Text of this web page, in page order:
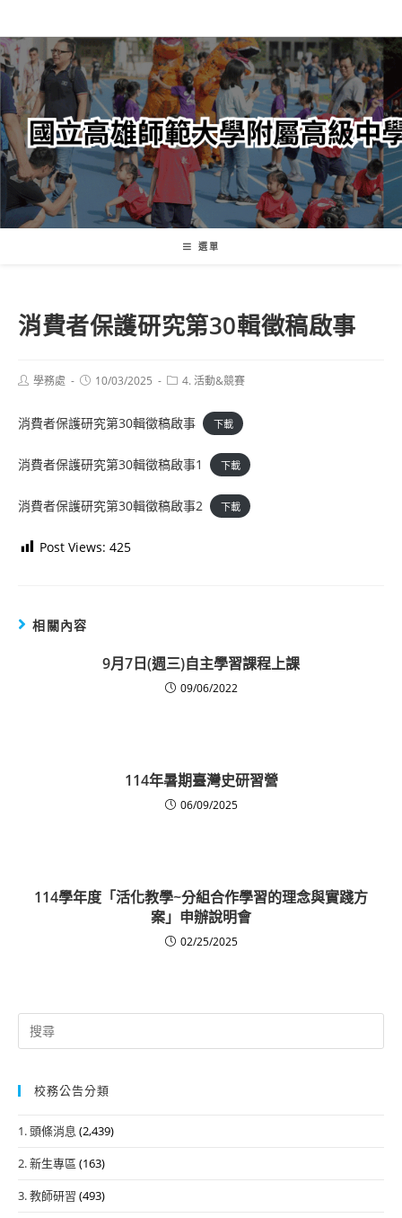
轉
至
主
內
容
選單
消費者保護研究第30輯徵稿啟事
Post學務處
Post10/03/2025
Post4. 活動&競賽
消費者保護研究第30輯徵稿啟事 下載
消費者保護研究第30輯徵稿啟事1 下載
消費者保護研究第30輯徵稿啟事2 下載
Post Views: 425
相關內容
9月7日(週三)自主學習課程上課
09/06/2022
114年暑期臺灣史研習營
06/09/2025
114學年度「活化教學~分組合作學習的理念與實踐方
案」申辦說明會
02/25/2025
Search
for:
校務公告分類
1. 頭條消息 (2,439)
2. 新生專區 (163)
3. 教師研習 (493)